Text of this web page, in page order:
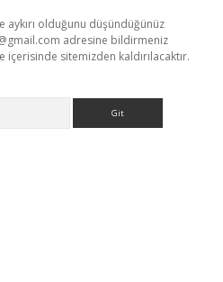
aykırı olduğunu düşündüğünüz
adresine bildirmeniz
sitemizden kaldırılacaktır.